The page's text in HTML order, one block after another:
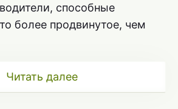
способные
более продвинутое, чем
Читать далее